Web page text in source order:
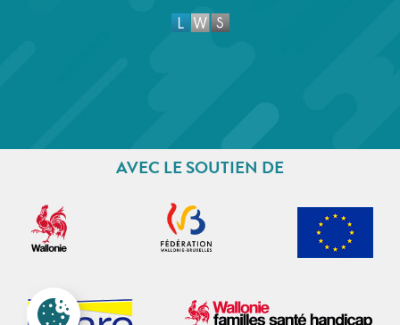
AVEC LE SOUTIEN DE